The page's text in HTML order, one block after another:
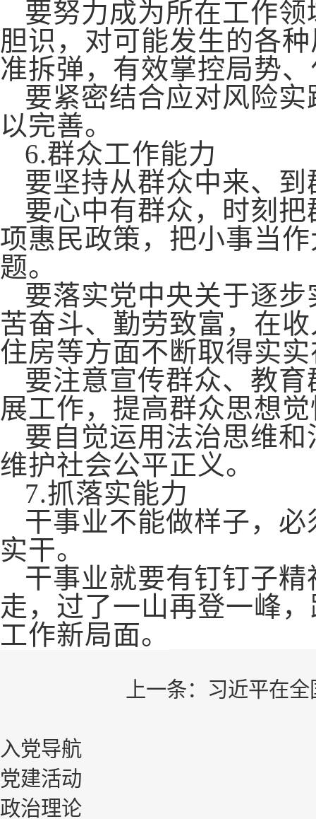
要努力成为所在工作
胆识，对可能发生的各
准拆弹，有效掌控局势
要紧密结合应对风险
以完善。
6.群众工作能力
要坚持从群众中来、
要心中有群众，时刻
项惠民政策，把小事当
题。
要落实党中央关于逐
苦奋斗、勤劳致富，在
住房等方面不断取得实
要注意宣传群众、教
展工作，提高群众思想
要自觉运用法治思维
维护社会公平正义。
7.抓落实能力
干事业不能做样子，
实干。
干事业就要有钉钉子
走，过了一山再登一峰
工作新局面。
上一条： 习近平在
入党导航
党建活动
政治理论